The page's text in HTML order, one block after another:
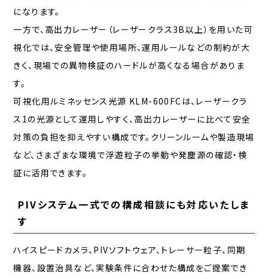
になります。
一方で、高出力レーザー（レーザークラス3B以上）を用いた可
視化では、安全管理や使用場所、運用ルールなどの制約が大
きく、現場での異物検証のハードルが高くなる場合がありま
す。
可視化用ルミネッセンス光源 KLM-600FCは、レーザークラ
ス1の光源として運用しやすく、高出力レーザーに比べて安全
対策の負担を抑えやすい構成です。クリーンルームや製造現場
など、さまざまな環境で浮遊粒子の挙動や発塵源の確認・検
証に活用できます。
PIVシステム一式での構成相談にも対応いたしま
す
ハイスピードカメラ、PIVソフトウェア、トレーサー粒子、同期
機器、設置治具など、実験条件に合わせた構成をご提案でき